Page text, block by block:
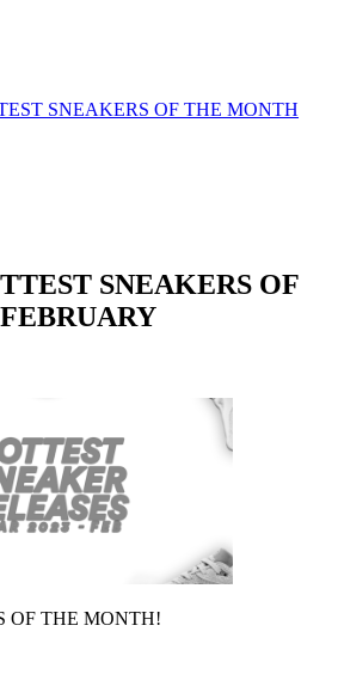
SNEAKERS OF THE MONTH
SNEAKERS OF
OF THE MONTH!